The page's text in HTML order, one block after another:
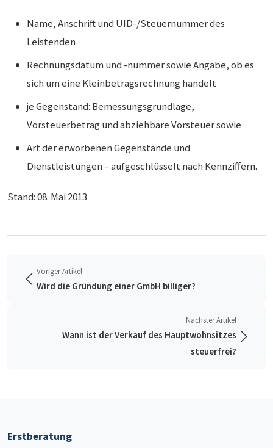
Name, Anschrift und UID-/Steuernummer des
Leistenden
Rechnungsdatum und -nummer sowie Angabe, ob es
sich um eine Kleinbetragsrechnung handelt
je Gegenstand: Bemessungsgrundlage,
Vorsteuerbetrag und abziehbare Vorsteuer sowie
Art der erworbenen Gegenstände und
Dienstleistungen – aufgeschlüsselt nach Kennziffern.
Stand: 08. Mai 2013
Voriger Artikel
Wird die Gründung einer GmbH billiger?
Nächster Artikel
Wann ist der Verkauf des Hauptwohnsitzes
steuerfrei?
Erstberatung